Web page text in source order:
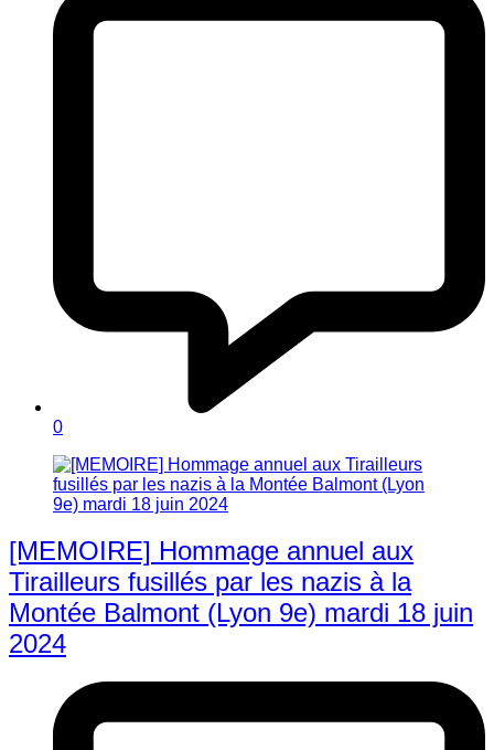
0
[MEMOIRE] Hommage annuel aux
Tirailleurs fusillés par les nazis à la
Montée Balmont (Lyon 9e) mardi 18 juin
2024